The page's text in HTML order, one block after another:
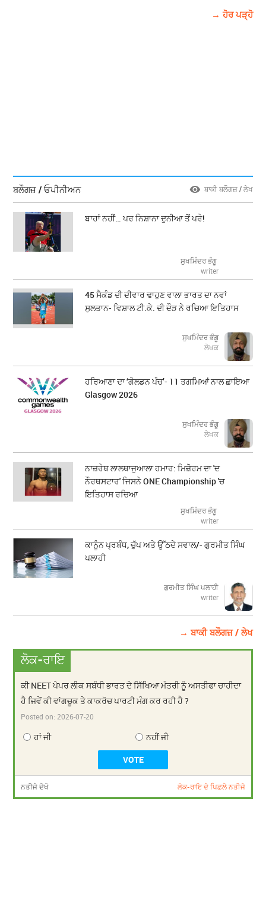
→ ਹੋਰ ਪੜ੍ਹੋ
ਬਲੌਗਜ਼ / ਓਪੀਨੀਅਨ ਬਾਕੀ ਬਲੌਗਜ਼ / ਲੇਖ
ਬਾਹਾਂ ਨਹੀਂ… ਪਰ ਨਿਸ਼ਾਨਾ ਦੁਨੀਆ ਤੋਂ ਪਰੇ!
ਸੁਖਮਿੰਦਰ ਭੰਗੂ
writer
45 ਸੈਕੰਡ ਦੀ ਦੀਵਾਰ ਢਾਹੁਣ ਵਾਲਾ ਭਾਰਤ ਦਾ ਨਵਾਂ
ਸੁਲਤਾਨ- ਵਿਸ਼ਾਲ ਟੀ.ਕੇ. ਦੀ ਦੌੜ ਨੇ ਰਚਿਆ ਇਤਿਹਾਸ
ਸੁਖਮਿੰਦਰ ਭੰਗੂ
ਲੇਖਕ
ਹਰਿਆਣਾ ਦਾ ‘ਗੋਲਡਨ ਪੰਚ’- 11 ਤਗਮਿਆਂ ਨਾਲ ਛਾਇਆ
Glasgow 2026
ਸੁਖਮਿੰਦਰ ਭੰਗੂ
ਲੇਖਕ
ਨਾਜ਼ਰੇਥ ਲਾਲਥਾਜੁਆਲਾ ਹਮਾਰ: ਮਿਜ਼ੋਰਮ ਦਾ 'ਦ
ਨੌਰਥਸਟਾਰ' ਜਿਸਨੇ ONE Championship 'ਚ
ਇਤਿਹਾਸ ਰਚਿਆ
ਸੁਖਮਿੰਦਰ ਭੰਗੂ
writer
ਕਾਨੂੰਨ ਪ੍ਰਬੰਧ, ਚੁੱਪ ਅਤੇ ਉੱਠਦੇ ਸਵਾਲ/- ਗੁਰਮੀਤ ਸਿੰਘ
ਪਲਾਹੀ
ਗੁਰਮੀਤ ਸਿੰਘ ਪਲਾਹੀ
writer
→ ਬਾਕੀ ਬਲੌਗਜ਼ / ਲੇਖ
ਲੋਕ-ਰਾਇ
ਕੀ NEET ਪੇਪਰ ਲੀਕ ਸਬੰਧੀ ਭਾਰਤ ਦੇ ਸਿੱਖਿਆ ਮੰਤਰੀ ਨੂੰ ਅਸਤੀਫਾ ਚਾਹੀਦਾ
ਹੈ ਜਿਵੇਂ ਕੀ ਵਾਂਗਚੂਕ ਤੇ ਕਾਕਰੋਚ ਪਾਰਟੀ ਮੰਗ ਕਰ ਰਹੀ ਹੈ ?
Posted on:2026-07-20
ਹਾਂ ਜੀ ਨਹੀਂ ਜੀ
ਨਤੀਜੇ ਦੇਖੋ ਲੋਕ-ਰਾਇ ਦੇ ਪਿਛਲੇ ਨਤੀਜੇ